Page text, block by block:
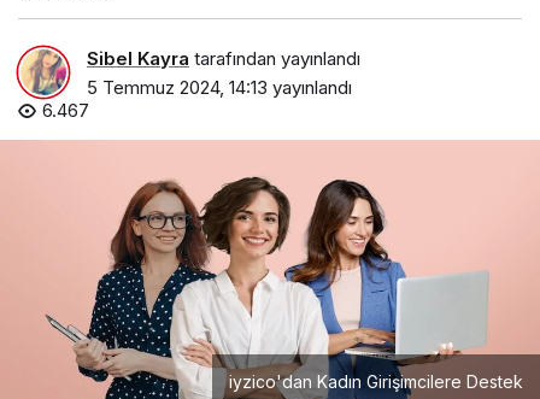
Sibel Kayra tarafından yayınlandı
5 Temmuz 2024, 14:13 yayınlandı
6.467
iyzico'dan Kadın Girişimcilere Destek